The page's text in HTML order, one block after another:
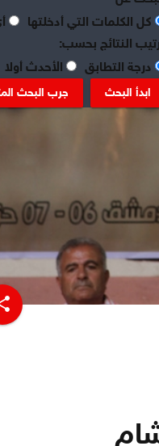
كل الكلمات التي أدخلتها
النتائج بحسب:
درجة التطابق
الأحدث أولا
ابدأ البحث جرب البحث